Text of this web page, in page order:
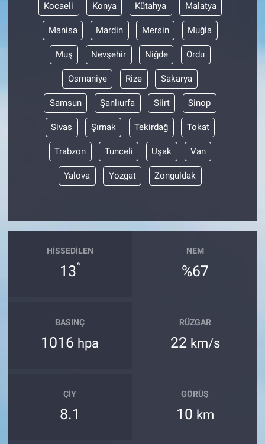
Kocaeli Konya Kütahya Malatya
Manisa Mardin Mersin Muğla
Muş Nevşehir Niğde Ordu
Osmaniye Rize Sakarya
Samsun Şanlıurfa Siirt Sinop
Sivas Şırnak Tekirdağ Tokat
Trabzon Tunceli Uşak Van
Yalova Yozgat Zonguldak
HISSEDILEN
13°
NEM
%67
BASINÇ
1016 hpa
RÜZGAR
22 km/s
ÇIY
8.1
GÖRÜŞ
10 km